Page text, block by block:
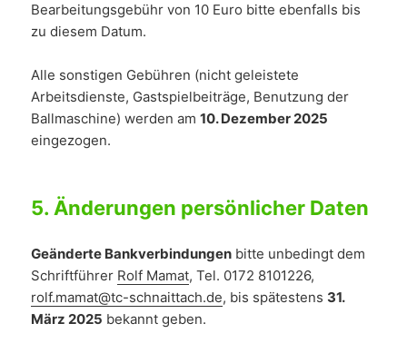
Bearbeitungsgebühr von 10 Euro bitte ebenfalls bis
zu diesem Datum.
Alle sonstigen Gebühren (nicht geleistete
Arbeitsdienste, Gastspielbeiträge, Benutzung der
Ballmaschine) werden am10. Dezember 2025
eingezogen.
5.Änderungen persönlicher Daten
Geänderte Bankverbindungen bitte unbedingt dem
Schriftführer Rolf Mamat, Tel. 0172 8101226,
rolf.mamat@tc-schnaittach.de, bis spätestens 31.
März 2025 bekannt geben.